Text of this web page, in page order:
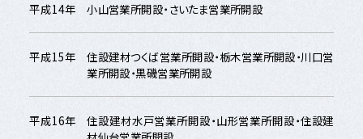
平成14年 小山営業所開設・さいたま営業所開設
平成15年
住設建材つくば営業所開設・栃木営業所開設・川口営
業所開設・黒磯営業所開設
平成16年
住設建材水戸営業所開設・山形営業所開設・住設建